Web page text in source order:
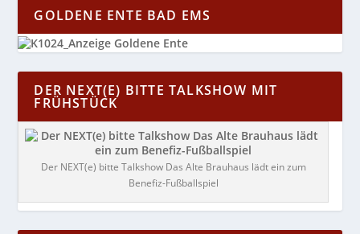
GOLDENE ENTE BAD EMS
DER NEXT(E) BITTE TALKSHOW MIT
FRÜHSTÜCK
Der NEXT(e) bitte Talkshow Das Alte Brauhaus lädt ein zum
Benefiz-Fußballspiel